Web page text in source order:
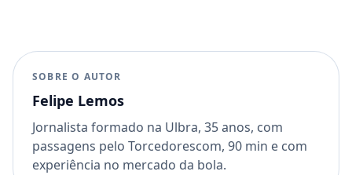
SOBRE O AUTOR
Felipe Lemos
Jornalista formado na Ulbra, 35 anos, com
passagens pelo Torcedorescom, 90 min e com
experiência no mercado da bola.